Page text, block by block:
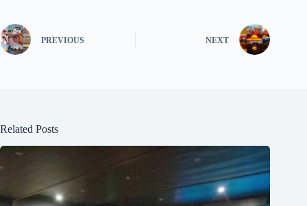
PREVIOUS NEXT
Related Posts